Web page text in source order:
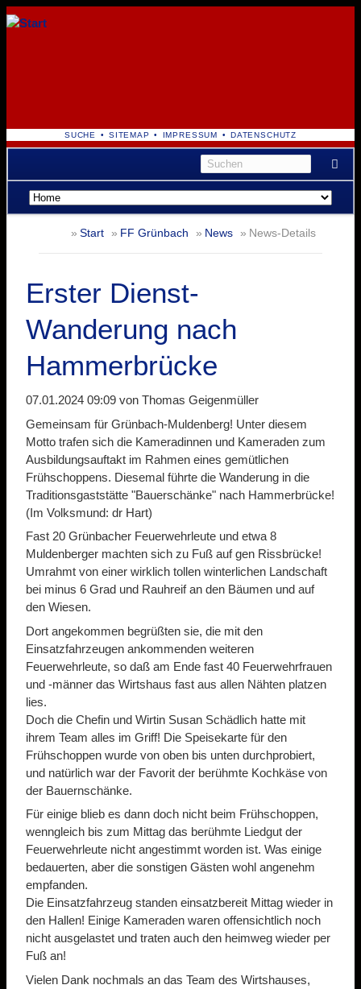
NAVIGATION
ÜBERSPRINGEN
SUCHE SITEMAP IMPRESSUM DATENSCHUTZ
Navigation
überspringen
Start FF Grünbach News News-Details
Erster Dienst-
Wanderung nach
Hammerbrücke
07.01.2024 09:09 von Thomas Geigenmüller
Gemeinsam für Grünbach-Muldenberg! Unter diesem
Motto trafen sich die Kameradinnen und Kameraden zum
Ausbildungsauftakt im Rahmen eines gemütlichen
Frühschoppens. Diesemal führte die Wanderung in die
Traditionsgaststätte "Bauerschänke" nach Hammerbrücke!
(Im Volksmund: dr Hart)
Fast 20 Grünbacher Feuerwehrleute und etwa 8
Muldenberger machten sich zu Fuß auf gen Rissbrücke!
Umrahmt von einer wirklich tollen winterlichen Landschaft
bei minus 6 Grad und Rauhreif an den Bäumen und auf
den Wiesen.
Dort angekommen begrüßten sie, die mit den
Einsatzfahrzeugen ankommenden weiteren
Feuerwehrleute, so daß am Ende fast 40 Feuerwehrfrauen
und -männer das Wirtshaus fast aus allen Nähten platzen
lies.
Doch die Chefin und Wirtin Susan Schädlich hatte mit
ihrem Team alles im Griff! Die Speisekarte für den
Frühschoppen wurde von oben bis unten durchprobiert,
und natürlich war der Favorit der berühmte Kochkäse von
der Bauernschänke.
Für einige blieb es dann doch nicht beim Frühschoppen,
wenngleich bis zum Mittag das berühmte Liedgut der
Feuerwehrleute nicht angestimmt worden ist. Was einige
bedauerten, aber die sonstigen Gästen wohl angenehm
empfanden.
Die Einsatzfahrzeug standen einsatzbereit Mittag wieder in
den Hallen! Einige Kameraden waren offensichtlich noch
nicht ausgelastet und traten auch den heimweg wieder per
Fuß an!
Vielen Dank nochmals an das Team des Wirtshauses,